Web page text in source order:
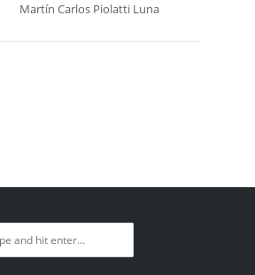
Martín Carlos Piolatti Luna